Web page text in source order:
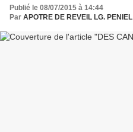
Publié le 08/07/2015 à 14:44
Par APOTRE DE REVEIL LG. PENIEL